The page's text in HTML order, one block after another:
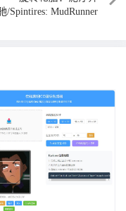
/Spintires: MudRunner